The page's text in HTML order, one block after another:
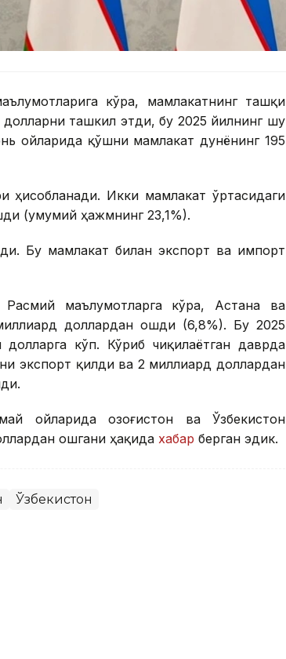
кўра, мамлакатнинг ташқи
ташкил этди, бу 2025 йилнинг шу
ойларида қўшни мамлакат дунёнинг 195
ҳисобланади. Икки мамлакат ўртасидаги
(умумий ҳажмнинг 23,1%).
Бу мамлакат билан экспорт ва импорт
Расмий маълумотларга кўра, Астана ва
доллардан ошди (6,8%). Бу 2025
кўп. Кўриб чиқилаётган даврда
экспорт қилди ва 2 миллиард доллардан
ойларида Қозоғистон ва Ўзбекистон
ошгани ҳақида хабар берган эдик.
Ўзбекистон